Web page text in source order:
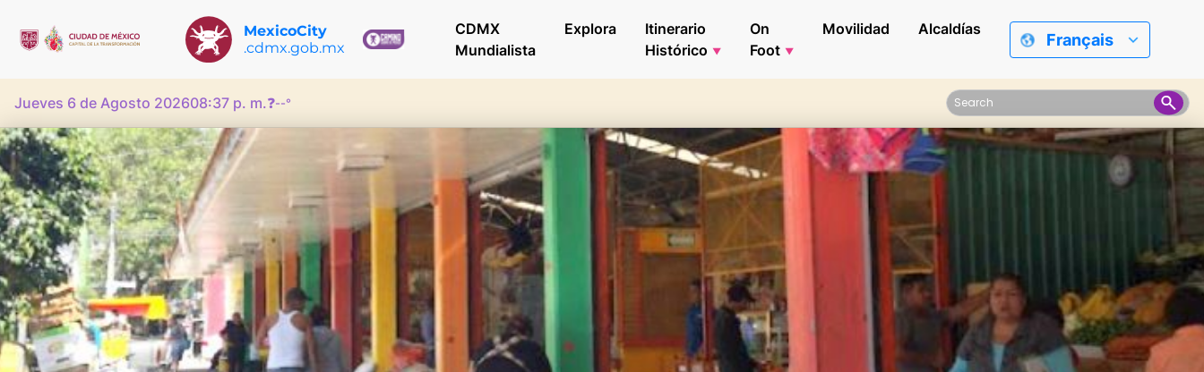
MexicoCity
.cdmx.gob.mx
CDMX
Mundialista
Explora
Itinerario
Histórico
On
Foot
Movilidad Alcaldías
Français
Jueves 6 de Agosto 202608:37 p. m.❓--°